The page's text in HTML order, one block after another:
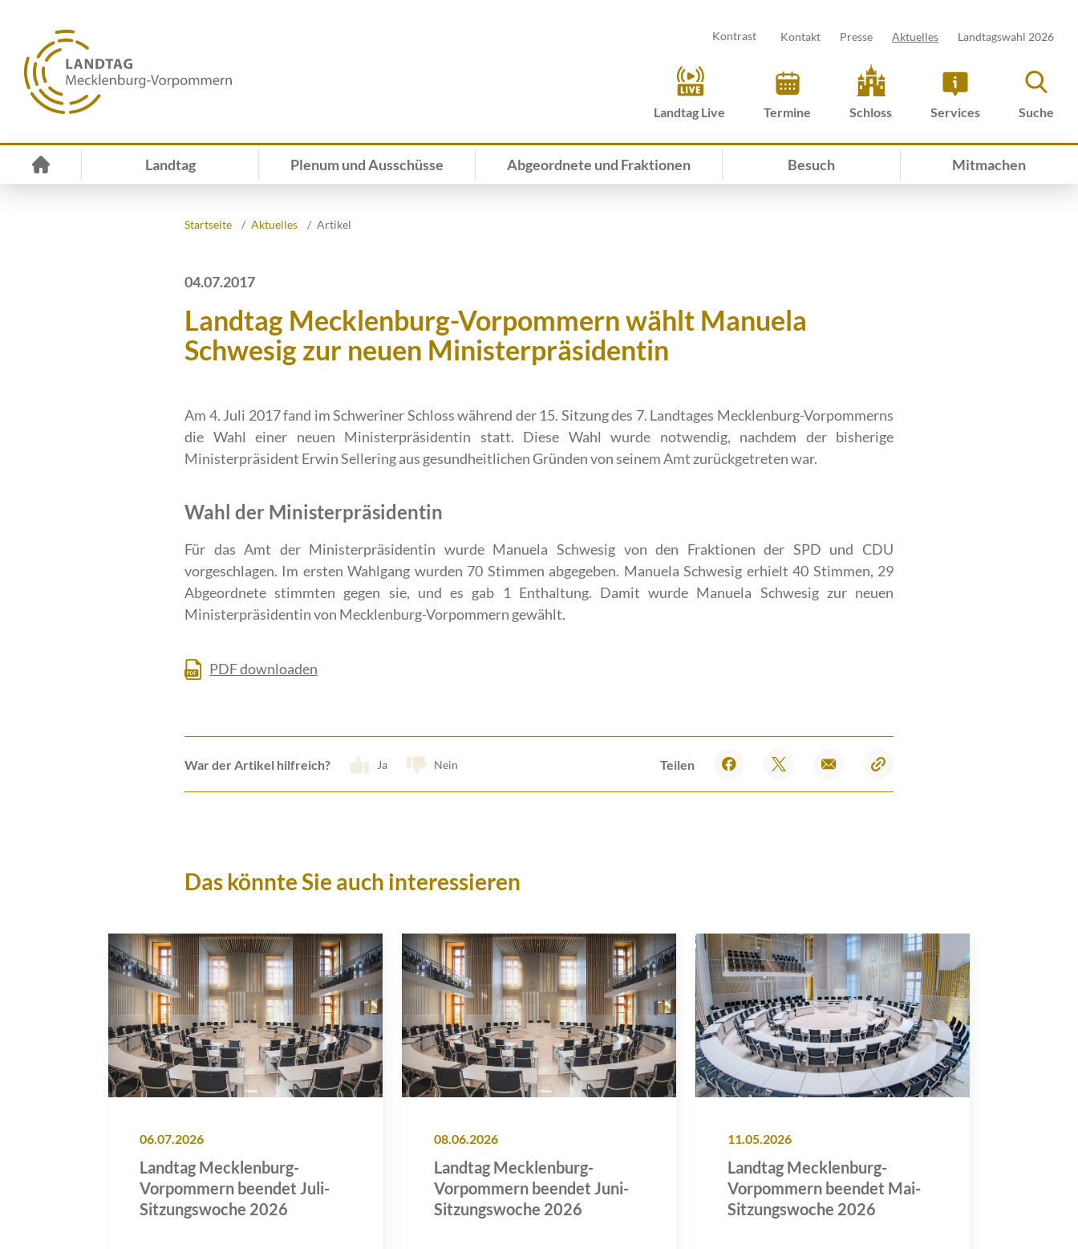
Kontrast Kontakt Presse Aktuelles Landtagswahl 2026
Landtag Live Termine Schloss Services Suche
Landtag Plenum und Ausschüsse Abgeordnete und Fraktionen Besuch Mitmachen
Startseite Aktuelles Artikel
04.07.2017
Landtag Mecklenburg-Vorpommern wählt Manuela
Schwesig zur neuen Ministerpräsidentin
Am 4. Juli 2017 fand im Schweriner Schloss während der 15. Sitzung des 7. Landtages Mecklenburg-Vorpommerns
die Wahl einer neuen Ministerpräsidentin statt. Diese Wahl wurde notwendig, nachdem der bisherige
Ministerpräsident Erwin Sellering aus gesundheitlichen Gründen von seinem Amt zurückgetreten war.
Wahl der Ministerpräsidentin
Für das Amt der Ministerpräsidentin wurde Manuela Schwesig von den Fraktionen der SPD und CDU
vorgeschlagen. Im ersten Wahlgang wurden 70 Stimmen abgegeben. Manuela Schwesig erhielt 40 Stimmen, 29
Abgeordnete stimmten gegen sie, und es gab 1 Enthaltung. Damit wurde Manuela Schwesig zur neuen
Ministerpräsidentin von Mecklenburg-Vorpommern gewählt.
PDF downloaden
War der Artikel hilfreich? Ja Nein Teilen
Das könnte Sie auch interessieren
06.07.2026
Landtag Mecklenburg-
Vorpommern beendet Juli-
Sitzungswoche 2026
08.06.2026
Landtag Mecklenburg-
Vorpommern beendet Juni-
Sitzungswoche 2026
11.05.2026
Landtag Mecklenburg-
Vorpommern beendet Mai-
Sitzungswoche 2026